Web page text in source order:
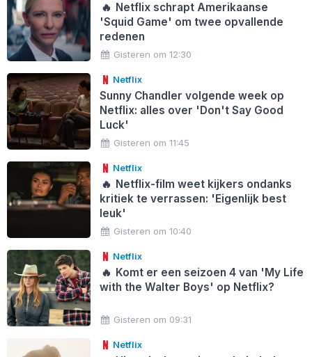
🔥 Netflix schrapt Amerikaanse
'Squid Game' om twee opvallende
redenen
Gisteren om 12:30
Netflix
Sunny Chandler volgende week op
Netflix: alles over 'Don't Say Good
Luck'
Gisteren om 11:45
Netflix
🔥 Netflix-film weet kijkers ondanks
kritiek te verrassen: 'Eigenlijk best
leuk'
Gisteren om 10:40
Netflix
🔥 Komt er een seizoen 4 van 'My Life
with the Walter Boys' op Netflix?
Gisteren om 09:31
Netflix